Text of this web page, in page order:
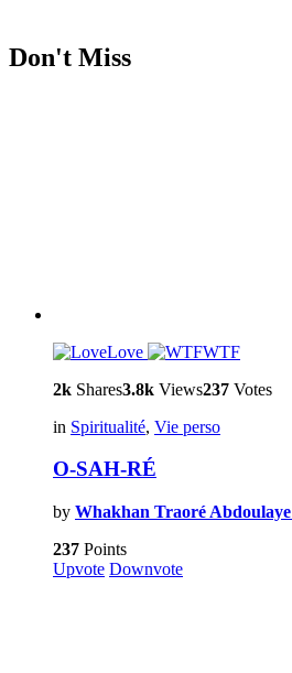
Don't Miss
Love
WTF
2k Shares3.8k Views237 Votes
in Spiritualité, Vie perso
O-SAH-RÉ
by Whakhan Traoré Abdoulaye
237 Points
Upvote Downvote